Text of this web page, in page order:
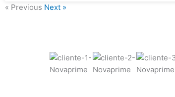
« Previous Next »